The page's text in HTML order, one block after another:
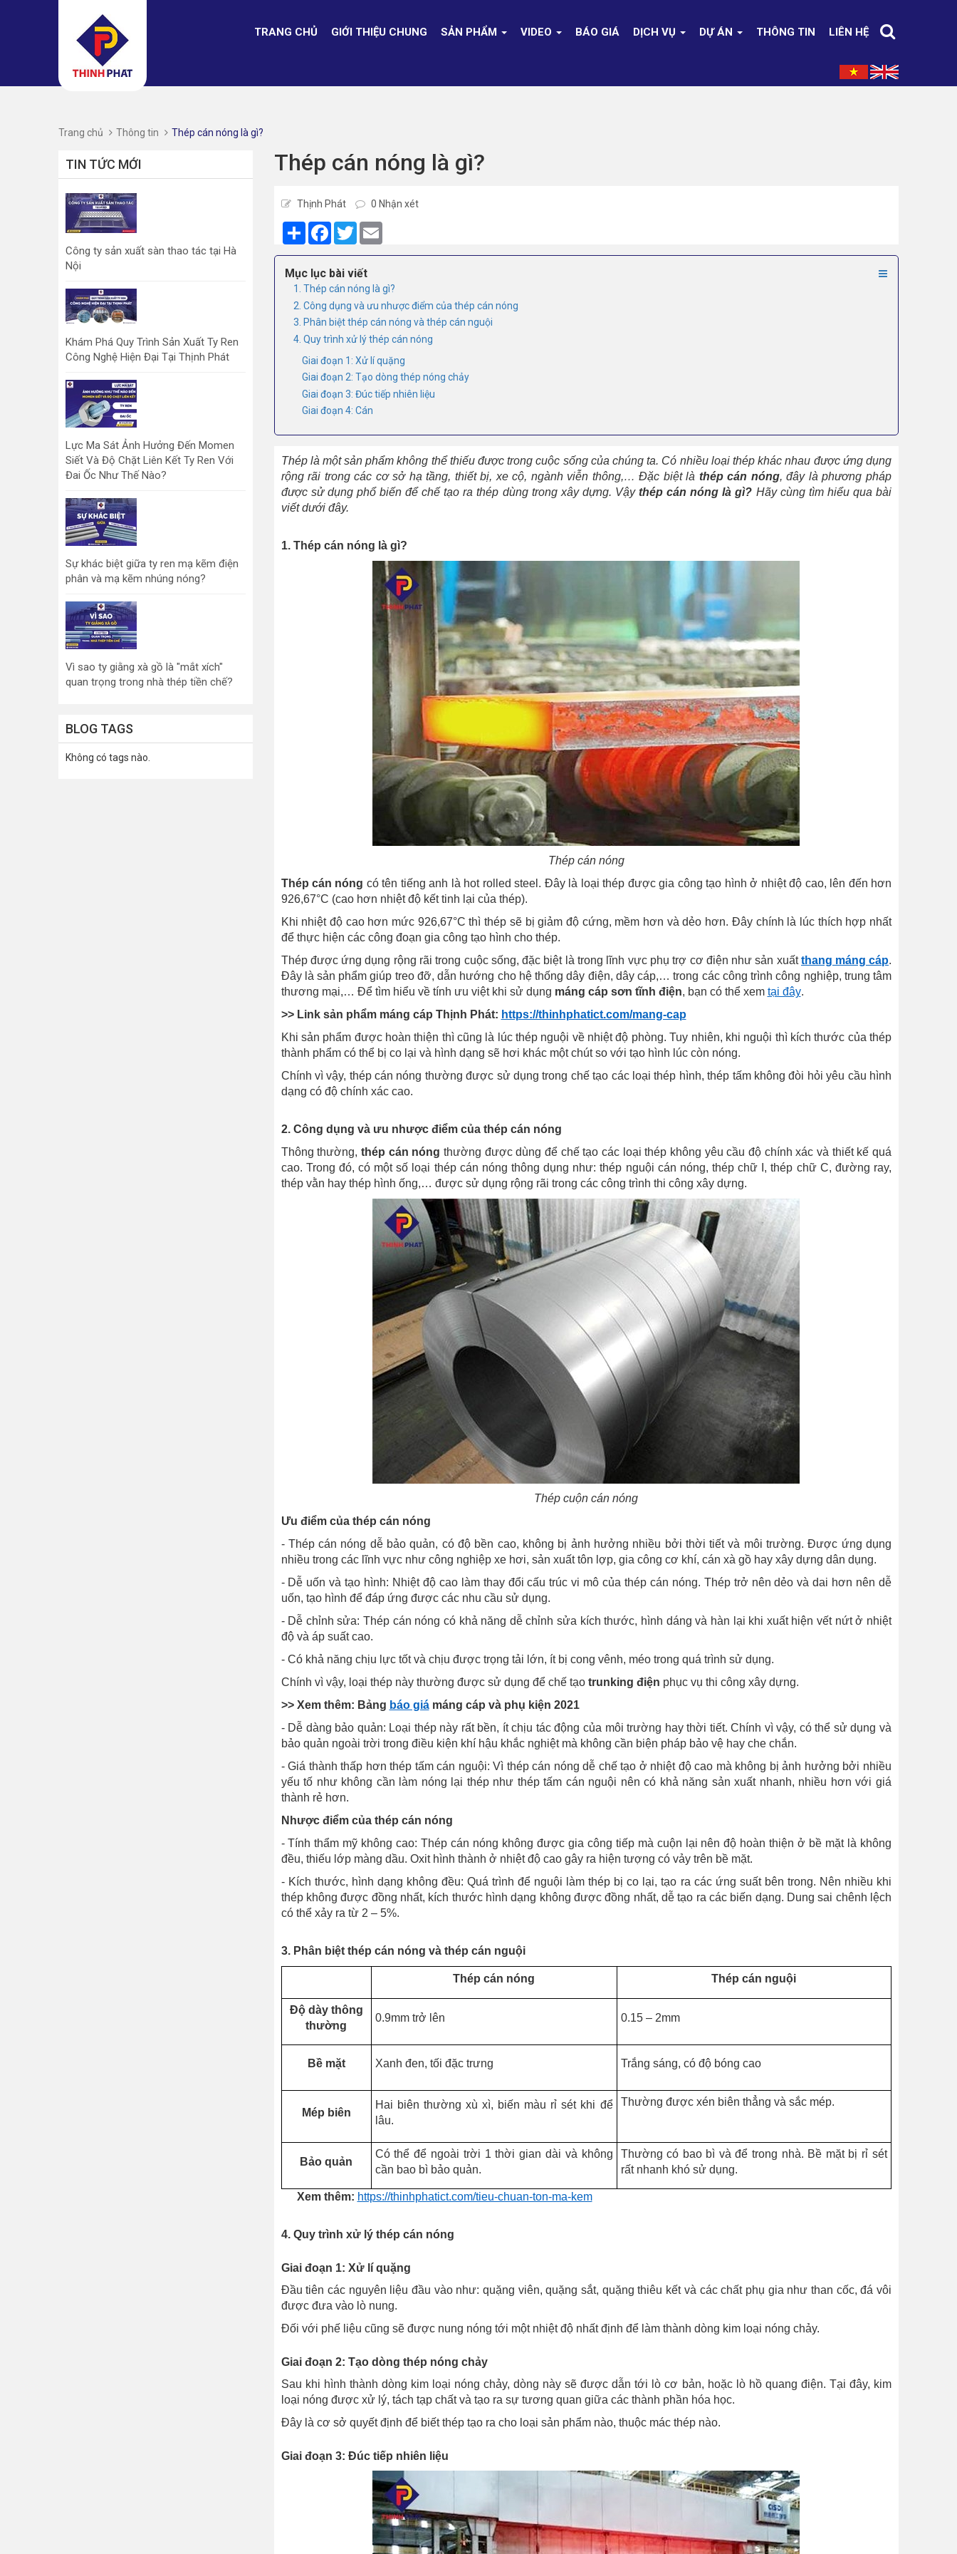
TRANG CHỦ GIỚI THIỆU CHUNG SẢN PHẨM VIDEO BÁO GIÁ DỊCH VỤ DỰ ÁN THÔNG TIN LIÊN HỆ
Trang chủ Thông tin Thép cán nóng là gì?
Thép cán nóng là gì?
Thịnh Phát 0 Nhận xét
ShareFacebook
TwitterEmail
Mục lục bài viết
1. Thép cán nóng là gì?
2. Công dụng và ưu nhược điểm của thép cán nóng
3. Phân biệt thép cán nóng và thép cán nguội
4. Quy trình xử lý thép cán nóng
Giai đoạn 1: Xử lí quặng
Giai đoạn 2: Tạo dòng thép nóng chảy
Giai đoạn 3: Đúc tiếp nhiên liệu
Giai đoạn 4: Cán
Thép là một sản phẩm không thể thiếu được trong cuộc sống của chúng ta. Có nhiều loại thép khác nhau được ứng dụng
rộng rãi trong các cơ sở hạ tầng, thiết bị, xe cộ, ngành viễn thông,… Đặc biệt là thép cán nóng, đây là phương pháp
được sử dụng phổ biến để chế tạo ra thép dùng trong xây dựng. Vậy thép cán nóng là gì? Hãy cùng tìm hiểu qua bài
viết dưới đây.
1. Thép cán nóng là gì?
Thép cán nóng
Thép cán nóng có tên tiếng anh là hot rolled steel. Đây là loại thép được gia công tạo hình ở nhiệt độ cao, lên đến hơn
926,67°C (cao hơn nhiệt độ kết tinh lại của thép).
Khi nhiệt độ cao hơn mức 926,67°C thì thép sẽ bị giảm độ cứng, mềm hơn và dẻo hơn. Đây chính là lúc thích hợp nhất
để thực hiện các công đoạn gia công tạo hình cho thép.
Thép được ứng dụng rộng rãi trong cuộc sống, đặc biệt là trong lĩnh vực phụ trợ cơ điện như sản xuấtthang máng cáp.
Đây là sản phẩm giúp treo đỡ, dẫn hướng cho hệ thống dây điện, dây cáp,… trong các công trình công nghiệp, trung tâm
thương mại,… Để tìm hiểu về tính ưu việt khi sử dụng máng cáp sơn tĩnh điện, bạn có thể xem tại đây.
>> Link sản phẩm máng cáp Thịnh Phát: https://thinhphatict.com/mang-cap
Khi sản phẩm được hoàn thiện thì cũng là lúc thép nguội về nhiệt độ phòng. Tuy nhiên, khi nguội thì kích thước của thép
thành phẩm có thể bị co lại và hình dạng sẽ hơi khác một chút so với tạo hình lúc còn nóng.
Chính vì vậy, thép cán nóng thường được sử dụng trong chế tạo các loại thép hình, thép tấm không đòi hỏi yêu cầu hình
dạng có độ chính xác cao.
2. Công dụng và ưu nhược điểm của thép cán nóng
Thông thường, thép cán nóng thường được dùng để chế tạo các loại thép không yêu cầu độ chính xác và thiết kế quá
cao. Trong đó, có một số loại thép cán nóng thông dụng như: thép nguội cán nóng, thép chữ I, thép chữ C, đường ray,
thép vằn hay thép hình ống,… được sử dụng rộng rãi trong các công trình thi công xây dựng.
Thép cuộn cán nóng
Ưu điểm của thép cán nóng
- Thép cán nóng dễ bảo quản, có độ bền cao, không bị ảnh hưởng nhiều bởi thời tiết và môi trường. Được ứng dụng
nhiều trong các lĩnh vực như công nghiệp xe hơi, sản xuất tôn lợp, gia công cơ khí, cán xà gồ hay xây dựng dân dụng.
- Dễ uốn và tạo hình: Nhiệt độ cao làm thay đổi cấu trúc vi mô của thép cán nóng. Thép trở nên dẻo và dai hơn nên dễ
uốn, tạo hình để đáp ứng được các nhu cầu sử dụng.
- Dễ chỉnh sửa: Thép cán nóng có khả năng dễ chỉnh sửa kích thước, hình dáng và hàn lại khi xuất hiện vết nứt ở nhiệt
độ và áp suất cao.
- Có khả năng chịu lực tốt và chịu được trọng tải lớn, ít bị cong vênh, méo trong quá trình sử dụng.
Chính vì vậy, loại thép này thường được sử dụng để chế tạo trunking điện phục vụ thi công xây dựng.
>> Xem thêm: Bảng báo giámáng cáp và phụ kiện 2021
- Dễ dàng bảo quản: Loại thép này rất bền, ít chịu tác động của môi trường hay thời tiết. Chính vì vậy, có thể sử dụng và
bảo quản ngoài trời trong điều kiện khí hậu khắc nghiệt mà không cần biện pháp bảo vệ hay che chắn.
- Giá thành thấp hơn thép tấm cán nguội: Vì thép cán nóng dễ chế tạo ở nhiệt độ cao mà không bị ảnh hưởng bởi nhiều
yếu tố như không cần làm nóng lại thép như thép tấm cán nguội nên có khả năng sản xuất nhanh, nhiều hơn với giá
thành rẻ hơn.
Nhược điểm của thép cán nóng
- Tính thẩm mỹ không cao: Thép cán nóng không được gia công tiếp mà cuộn lại nên độ hoàn thiện ở bề mặt là không
đều, thiếu lớp màng dầu. Oxit hình thành ở nhiệt độ cao gây ra hiện tượng có vảy trên bề mặt.
- Kích thước, hình dạng không đều: Quá trình để nguội làm thép bị co lại, tạo ra các ứng suất bên trong. Nên nhiều khi
thép không được đồng nhất, kích thước hình dạng không được đồng nhất, dễ tạo ra các biến dạng. Dung sai chênh lệch
có thể xảy ra từ 2 – 5%.
3. Phân biệt thép cán nóng và thép cán nguội
Thép cán nóng Thép cán nguội
Độ dày thông
thường
0.9mm trở lên 0.15 – 2mm
Bề mặt Xanh đen, tối đặc trưng Trắng sáng, có độ bóng cao
Mép biên
Hai biên thường xù xì, biến màu rỉ sét khi để
lâu.
Thường được xén biên thẳng và sắc mép.
Bảo quản
Có thể để ngoài trời 1 thời gian dài và không
cần bao bì bảo quản.
Thường có bao bì và để trong nhà. Bề mặt bị rỉ sét
rất nhanh khó sử dụng.
Xem thêm: https://thinhphatict.com/tieu-chuan-ton-ma-kem
4. Quy trình xử lý thép cán nóng
Giai đoạn 1: Xử lí quặng
Đầu tiên các nguyên liệu đầu vào như: quặng viên, quặng sắt, quặng thiêu kết và các chất phụ gia như than cốc, đá vôi
được đưa vào lò nung.
Đối với phế liệu cũng sẽ được nung nóng tới một nhiệt độ nhất định để làm thành dòng kim loại nóng chảy.
Giai đoạn 2: Tạo dòng thép nóng chảy
Sau khi hình thành dòng kim loại nóng chảy, dòng này sẽ được dẫn tới lò cơ bản, hoặc lò hồ quang điện. Tại đây, kim
loại nóng được xử lý, tách tạp chất và tạo ra sự tương quan giữa các thành phần hóa học.
Đây là cơ sở quyết định để biết thép tạo ra cho loại sản phẩm nào, thuộc mác thép nào.
Giai đoạn 3: Đúc tiếp nhiên liệu
TIN TỨC MỚI
Công ty sản xuất sàn thao tác tại Hà
Nội
Khám Phá Quy Trình Sản Xuất Ty Ren
Công Nghệ Hiện Đại Tại Thịnh Phát
Lực Ma Sát Ảnh Hưởng Đến Momen
Siết Và Độ Chặt Liên Kết Ty Ren Với
Đai Ốc Như Thế Nào?
Sự khác biệt giữa ty ren mạ kẽm điện
phân và mạ kẽm nhúng nóng?
Vì sao ty giằng xà gồ là "mắt xích"
quan trọng trong nhà thép tiền chế?
BLOG TAGS
Không có tags nào.